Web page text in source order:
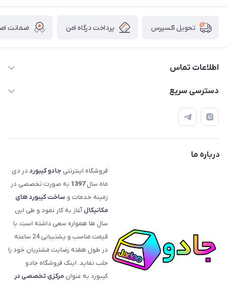
تحویل اکسپرس پرداخت درگاه امن ضمانت
اطلاعات تماس
09120992668
info@jadookb.com
حضوری، با هماهنگی)
دسترسی سریع
حساب کاربری
اصطلاحات و مفاهیم مرتبط به کیبوردهای مکانیکال
درباره ما
فروشگاه اینترنتی جادو کیبورد در دی
ماه سال1397 به صورت تخصصی در
زمینه خدمات و ساخت کیبورد های
مکانیکالآغاز به کار نمود و طی این
سال ها همواره سعی داشته است، با
قیمت‌ مناسب و پشتیبانی 24 ساعته
در طول هفته رضایت مشتریان خود را
جلب نماید. اینک فروشگاه جادو
کیبورد به عنوان مرکزی تخصصی در